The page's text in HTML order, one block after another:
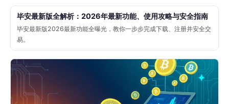
毕安最新版全解析：2026年最新功能、使用攻略与安全指南
毕安最新版2026最新功能全曝光，教你一步步完成下载、注册并安全交
易。